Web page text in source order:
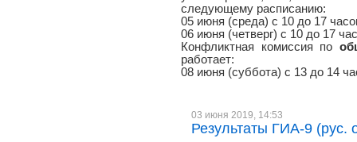
следующему расписанию:
05 июня (среда) с 10 до 17
06 июня (четверг) с 10 до 17
Конфликтная комиссия по
работает:
08 июня (суббота) с 13 до 14
03 июня 2019, 14:53
Результаты ГИА-9 (рус.